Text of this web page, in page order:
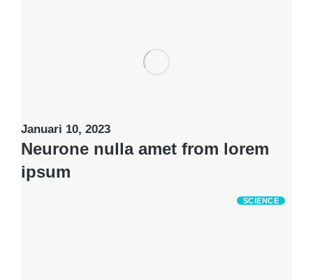
Januari 10, 2023
Neurone nulla amet from lorem
ipsum
SCIENCE